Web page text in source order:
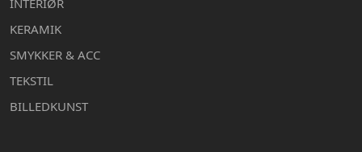
KERAMIK
SMYKKER & ACC
TEKSTIL
BILLEDKUNST